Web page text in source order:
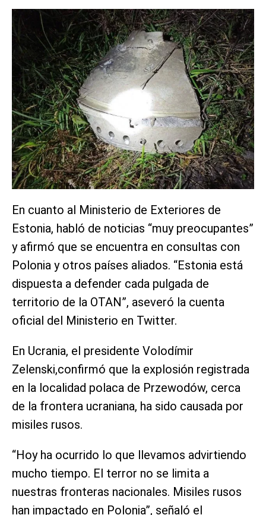
En cuanto al Ministerio de Exteriores de
Estonia, habló de noticias “muy preocupantes”
y afirmó que se encuentra en consultas con
Polonia y otros países aliados. “Estonia está
dispuesta a defender cada pulgada de
territorio de la OTAN”, aseveró la cuenta
oficial del Ministerio en Twitter.
En Ucrania, el presidente Volodímir
Zelenski,confirmó que la explosión registrada
en la localidad polaca de Przewodów, cerca
de la frontera ucraniana, ha sido causada por
misiles rusos.
“Hoy ha ocurrido lo que llevamos advirtiendo
mucho tiempo. El terror no se limita a
nuestras fronteras nacionales. Misiles rusos
han impactado en Polonia”, señaló el